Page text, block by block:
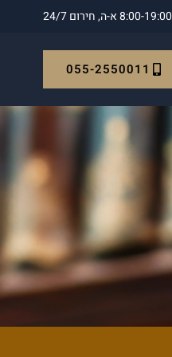
8:00-19:00 א-ה, חירום 24/7
055-2550011